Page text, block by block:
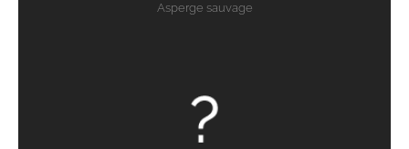
Asperge sauvage